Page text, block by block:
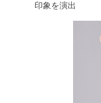
印象を演出